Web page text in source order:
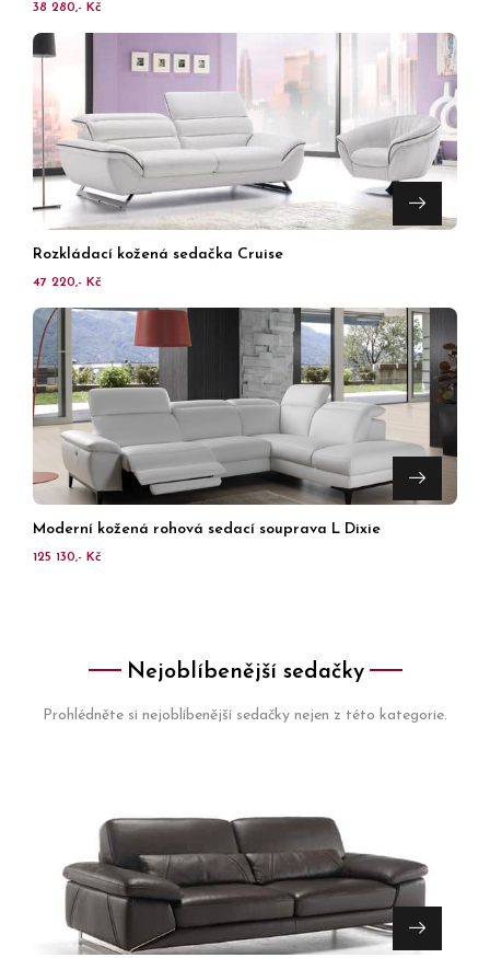
38 280,- Kč
Rozkládací kožená sedačka Cruise
47 220,- Kč
Moderní kožená rohová sedací souprava L Dixie
125 130,- Kč
Nejoblíbenější sedačky
Prohlédněte si nejoblíbenější sedačky nejen z této kategorie.